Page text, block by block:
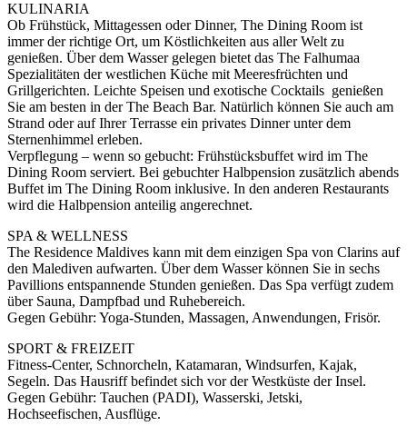
KULINARIA
Ob Frühstück, Mittagessen oder Dinner, The Dining Room ist
immer der richtige Ort, um Köstlichkeiten aus aller Welt zu
genießen. Über dem Wasser gelegen bietet das The Falhumaa
Spezialitäten der westlichen Küche mit Meeresfrüchten und
Grillgerichten. Leichte Speisen und exotische Cocktails genießen
Sie am besten in der The Beach Bar. Natürlich können Sie auch am
Strand oder auf Ihrer Terrasse ein privates Dinner unter dem
Sternenhimmel erleben.
Verpflegung – wenn so gebucht: Frühstücksbuffet wird im The
Dining Room serviert. Bei gebuchter Halbpension zusätzlich abends
Buffet im The Dining Room inklusive. In den anderen Restaurants
wird die Halbpension anteilig angerechnet.
SPA & WELLNESS
The Residence Maldives kann mit dem einzigen Spa von Clarins auf
den Malediven aufwarten. Über dem Wasser können Sie in sechs
Pavillions entspannende Stunden genießen. Das Spa verfügt zudem
über Sauna, Dampfbad und Ruhebereich.
Gegen Gebühr: Yoga-Stunden, Massagen, Anwendungen, Frisör.
SPORT & FREIZEIT
Fitness-Center, Schnorcheln, Katamaran, Windsurfen, Kajak,
Segeln. Das Hausriff befindet sich vor der Westküste der Insel.
Gegen Gebühr: Tauchen (PADI), Wasserski, Jetski,
Hochseefischen, Ausflüge.